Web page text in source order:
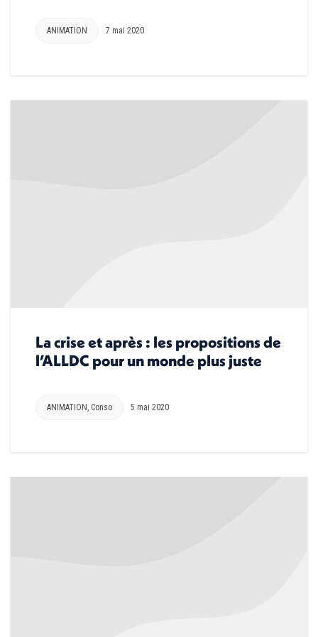
ANIMATION 7 mai 2020
La crise et après : les propositions de
l’ALLDC pour un monde plus juste
ANIMATION , Conso 5 mai 2020